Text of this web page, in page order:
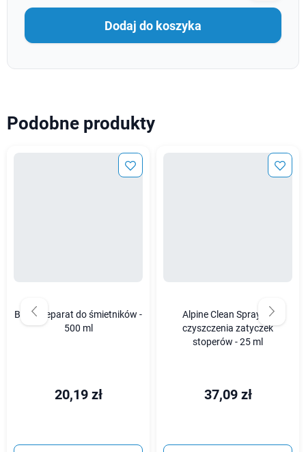
Dodaj do koszyka
Podobne produkty
Bros Preparat do śmietników -
500 ml
20,19 zł
Alpine Clean Spray do
czyszczenia zatyczek
stoperów - 25 ml
37,09 zł